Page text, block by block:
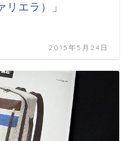
リエラ）」
2015年5月24日